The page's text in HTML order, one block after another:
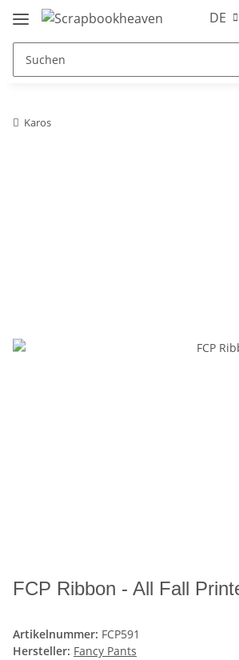
DE
Karos
FCP Ribbon - All Fall
Artikelnummer: FCP591
Hersteller: Fancy Pants